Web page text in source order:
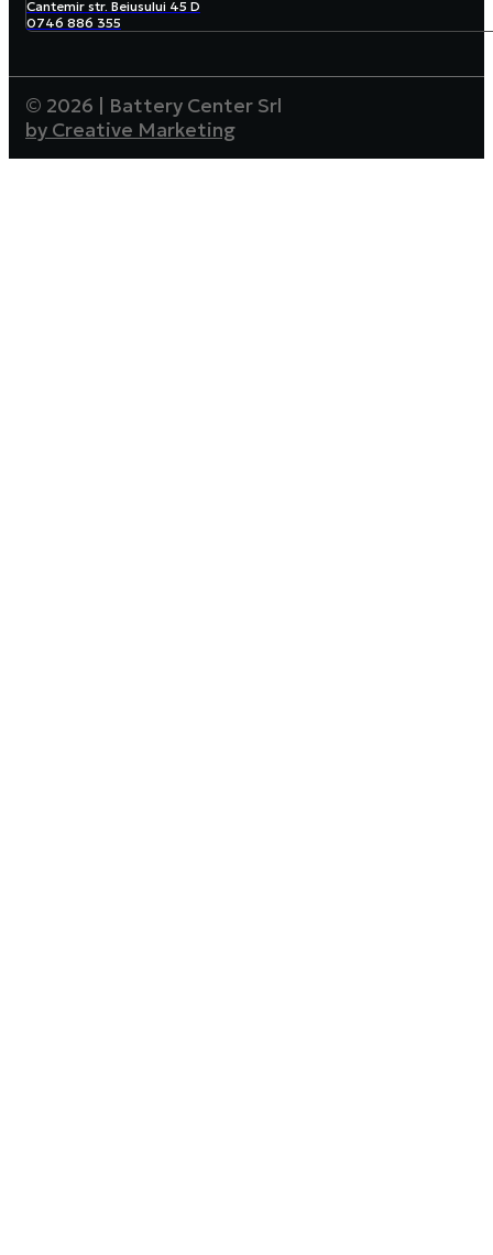
Cantemir str. Beiusului 45 D
0746 886 355
© 2026 | Battery Center Srl
by Creative Marketing